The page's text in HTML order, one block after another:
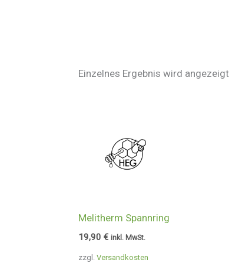
Einzelnes Ergebnis wird angezeigt
zzgl.Versandkosten
Melitherm Spannring
19,90€ inkl. MwSt.